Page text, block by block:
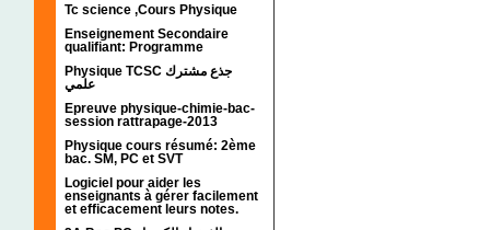
Tc science ,Cours Physique
Enseignement Secondaire
qualifiant: Programme
Physique TCSC جذع مشترك
علمي
Epreuve physique-chimie-bac-
session rattrapage-2013
Physique cours résumé: 2ème
bac. SM, PC et SVT
Logiciel pour aider les
enseignants à gérer facilement
et efficacement leurs notes.